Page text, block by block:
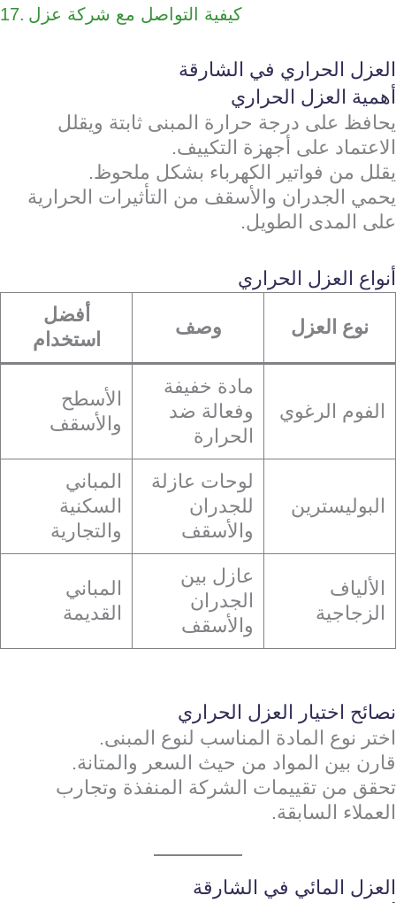
كيفية التواصل مع شركة عزل
العزل الحراري في الشارقة
أهمية العزل الحراري
يحافظ على درجة حرارة المبنى ثابتة ويقلل
الاعتماد على أجهزة التكييف.
يقلل من فواتير الكهرباء بشكل ملحوظ.
يحمي الجدران والأسقف من التأثيرات الحرارية
على المدى الطويل.
أنواع العزل الحراري
نوع العزل وصف
أفضل
استخدام
الفوم الرغوي
مادة خفيفة
وفعالة ضد
الحرارة
الأسطح
والأسقف
البوليسترين
لوحات عازلة
للجدران
والأسقف
المباني
السكنية
والتجارية
الألياف
الزجاجية
عازل بين
الجدران
والأسقف
المباني
القديمة
نصائح اختيار العزل الحراري
اختر نوع المادة المناسب لنوع المبنى.
قارن بين المواد من حيث السعر والمتانة.
تحقق من تقييمات الشركة المنفذة وتجارب
العملاء السابقة.
العزل المائي في الشارقة